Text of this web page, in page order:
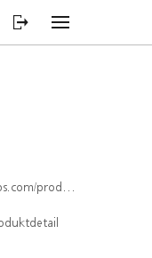
isin/CH1564688542